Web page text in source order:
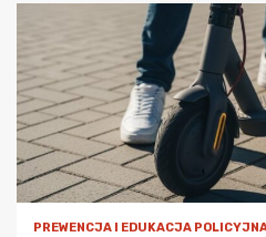
PREWENCJA I EDUKACJA